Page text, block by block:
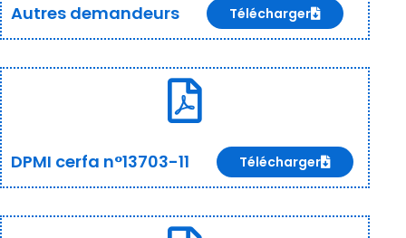
Autres demandeurs Télécharger
DPMI cerfa n°13703-11 Télécharger